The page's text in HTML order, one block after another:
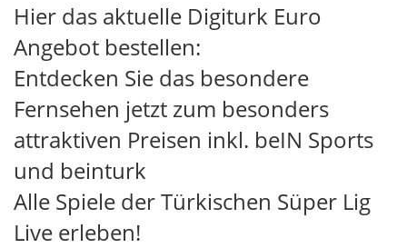
Hier das aktuelle Digiturk Euro
Angebot bestellen:
Entdecken Sie das besondere
Fernsehen jetzt zum besonders
attraktiven Preisen inkl. beIN Sports
und beinturk
Alle Spiele der Türkischen Süper Lig
Live erleben!